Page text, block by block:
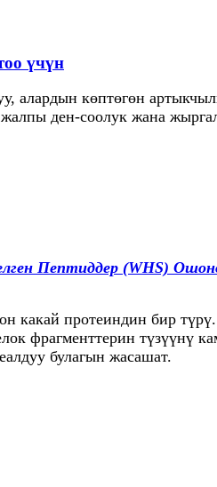
үчүн
алардын көптөгөн
жалпы ден-соолук жана
Пептиддер (WHS)
какай протеиндин бир
фрагменттерин түзүүнү
булагын жасашат.